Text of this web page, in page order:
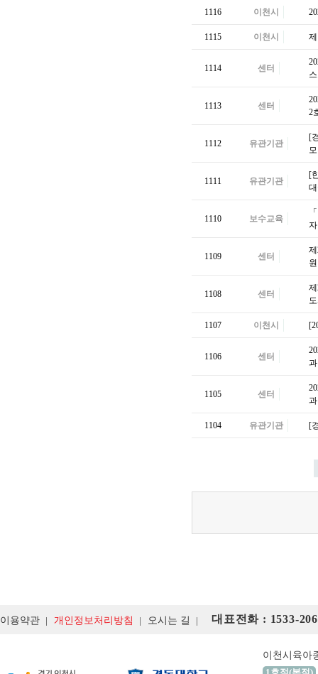
1116 이천시
1115 이천시
1114 센터
1113 센터
2
1112 유관기관
[
1111 유관기관
[
1110 보수교육
1109 센터
1108 센터
1107 이천시
1106 센터
1105 센터
1104 유관기관 [
이용약관 개인정보처리방침 오시는 길 대표전화 : 1533-
이천시육아